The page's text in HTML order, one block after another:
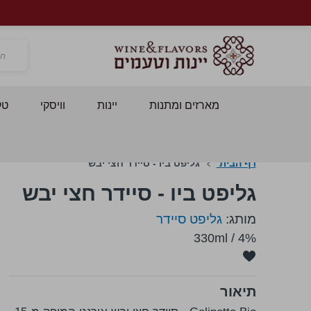
מארזים ומתנות יינות וויסקי
דף הבית גליפט ביו - סיידר חצי יבש
גליפט ביו - סיידר חצי יבש
מותג:גליפט סיידר
330ml / 4%
תיאור